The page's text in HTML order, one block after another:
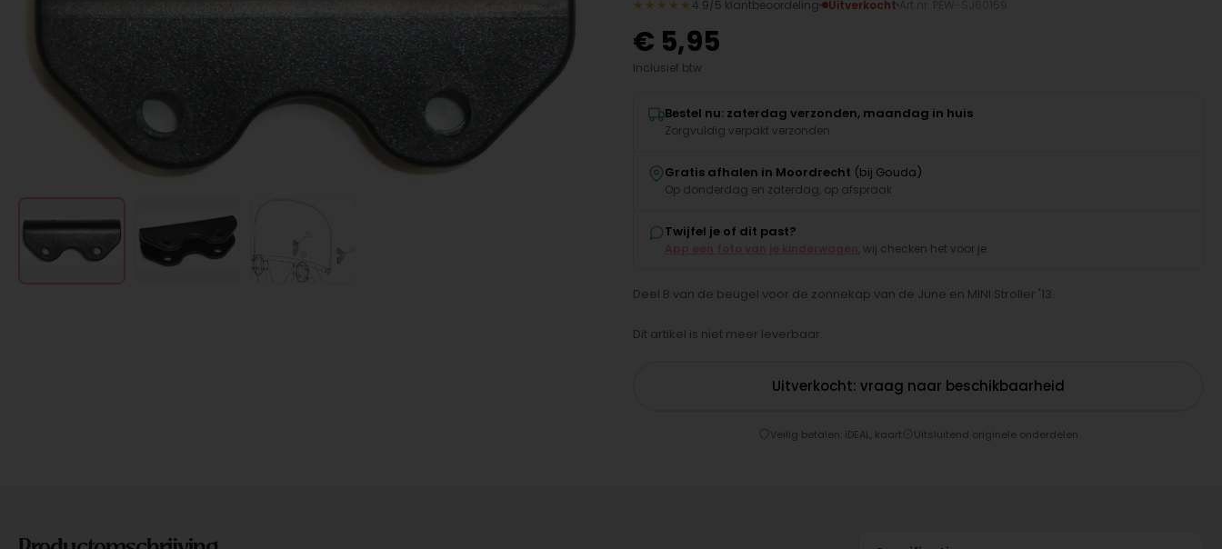
★★★★★ 4.9/5 klantbeoordeling Uitverkocht
€ 5,95
Inclusief btw
Bestel nu: zaterdag verzonden, maandag in huis
Zorgvuldig verpakt verzonden
Gratis afhalen in Moordrecht (bij Gouda)
Op donderdag en zaterdag, op afspraak
Twijfel je of dit past?
, wij checken het voor je
Deel B van de beugel voor de zonnekap van de June en MINI Stroller '13.
Dit artikel is niet meer leverbaar.
Uitverkocht: vraag naar beschikbaarheid
Veilig betalen: iDEAL, kaart Uitsluitend originele onderdelen